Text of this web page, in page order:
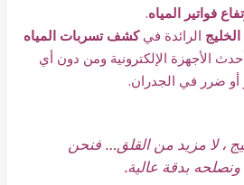
فواتير المياه.
الرائدة فيكشف تسربات المياه
الأجهزة الإلكترونية ومن دون أي
أو ضرر في الجدران.
، لا مزيد من القلق… فنحن
بدقة عالية.